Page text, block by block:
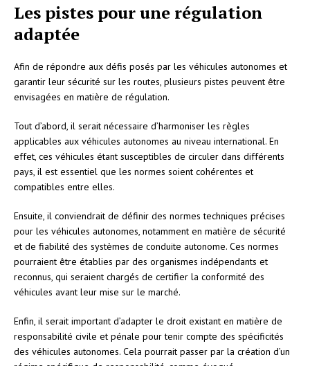
Les pistes pour une régulation
adaptée
Afin de répondre aux défis posés par les véhicules autonomes et
garantir leur sécurité sur les routes, plusieurs pistes peuvent être
envisagées en matière de régulation.
Tout d’abord, il serait nécessaire d’harmoniser les règles
applicables aux véhicules autonomes au niveau international. En
effet, ces véhicules étant susceptibles de circuler dans différents
pays, il est essentiel que les normes soient cohérentes et
compatibles entre elles.
Ensuite, il conviendrait de définir des normes techniques précises
pour les véhicules autonomes, notamment en matière de sécurité
et de fiabilité des systèmes de conduite autonome. Ces normes
pourraient être établies par des organismes indépendants et
reconnus, qui seraient chargés de certifier la conformité des
véhicules avant leur mise sur le marché.
Enfin, il serait important d’adapter le droit existant en matière de
responsabilité civile et pénale pour tenir compte des spécificités
des véhicules autonomes. Cela pourrait passer par la création d’un